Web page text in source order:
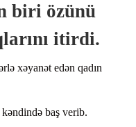
biri özünü
itirdi.
xəyanət edən qadın
baş verib.